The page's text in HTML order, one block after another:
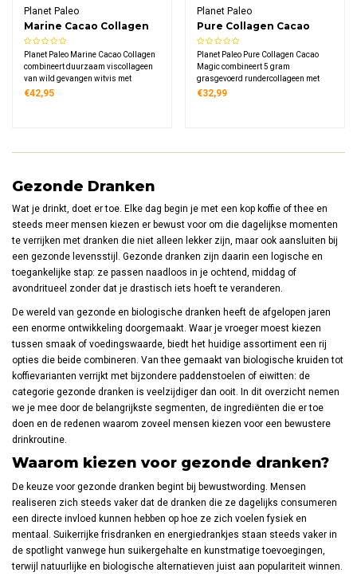
Planet Paleo
Marine Cacao Collagen
Planet Paleo Marine Cacao Collagen
combineert duurzaam viscollageen
van wild gevangen witvis met
biologische cacaopoeder voor een
€42,95
Planet Paleo
Pure Collagen Cacao
Magic
Planet Paleo Pure Collagen Cacao
Magic combineert 5 gram
grasgevoerd rundercollageen met
biologische rauwe cacao en
€32,99
Gezonde Dranken
Wat je drinkt, doet er toe. Elke dag begin je met een kop koffie of thee en
steeds meer mensen kiezen er bewust voor om die dagelijkse momenten
te verrijken met dranken die niet alleen lekker zijn, maar ook aansluiten bij
een gezonde levensstijl. Gezonde dranken zijn daarin een logische en
toegankelijke stap: ze passen naadloos in je ochtend, middag of
avondritueel zonder dat je drastisch iets hoeft te veranderen.
De wereld van gezonde en biologische dranken heeft de afgelopen jaren
een enorme ontwikkeling doorgemaakt. Waar je vroeger moest kiezen
tussen smaak of voedingswaarde, biedt het huidige assortiment een rij
opties die beide combineren. Van thee gemaakt van biologische kruiden tot
koffievarianten verrijkt met bijzondere paddenstoelen of eiwitten: de
categorie gezonde dranken is veelzijdiger dan ooit. In dit overzicht nemen
we je mee door de belangrijkste segmenten, de ingrediënten die er toe
doen en de redenen waarom zoveel mensen kiezen voor een bewustere
drinkroutine.
Waarom kiezen voor gezonde dranken?
De keuze voor gezonde dranken begint bij bewustwording. Mensen
realiseren zich steeds vaker dat de dranken die ze dagelijks consumeren
een directe invloed kunnen hebben op hoe ze zich voelen fysiek en
mentaal. Suikerrijke frisdranken en energiedrankjes staan steeds vaker in
de spotlight vanwege hun suikergehalte en kunstmatige toevoegingen,
terwijl natuurlijke en biologische alternatieven juist aan populariteit winnen.